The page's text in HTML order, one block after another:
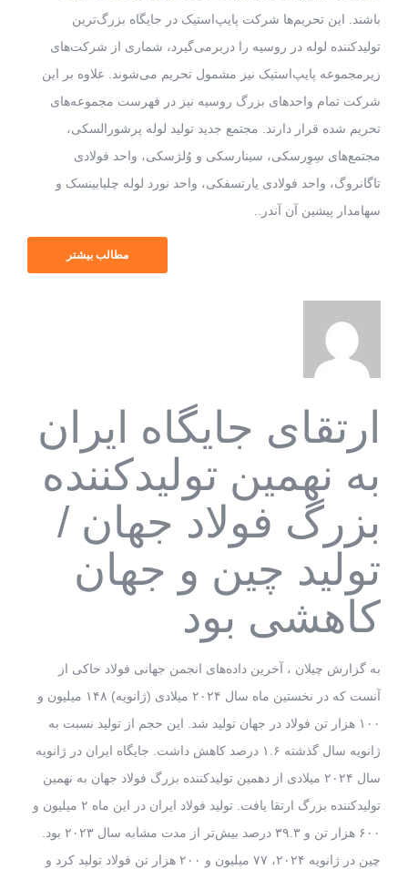
باشند. این تحریم‌ها شرکت پایپ‌استیک در جایگاه بزرگ‌ترین
تولیدکننده لوله در روسیه را دربرمی‌گیرد، شماری از شرکت‌های
زیرمجموعه پایپ‌استیک نیز مشمول تحریم می‌شوند. علاوه بر این
شرکت تمام واحدهای بزرگ روسیه نیز در فهرست مجموعه‌های
تحریم شده قرار دارند. مجتمع جدید تولید لوله پرشورالسکی،
مجتمع‌های سِوِرسکی، سینارسکی و وُلژسکی، واحد فولادی
تاگانروگ، واحد فولادی یارتسفکی، واحد نورد لوله چلیابینسک و
سهامدار پیشین آن آندر..
مطالب بیشتر
ارتقای جایگاه ایران
به نهمین تولیدکننده
بزرگ فولاد جهان /
تولید چین و جهان
کاهشی بود
به گزارش چیلان ، آخرین داده‌های انجمن جهانی فولاد حاکی از
آنست که در نخستین ماه سال ۲۰۲۴ میلادی (ژانویه) ۱۴۸ میلیون و
۱۰۰ هزار تن فولاد در جهان تولید شد. این حجم از تولید نسبت به
ژانویه سال گذشته ۱.۶ درصد کاهش داشت. جایگاه ایران در ژانویه
سال ۲۰۲۴ میلادی از دهمین تولیدکننده بزرگ فولاد جهان به نهمین
تولیدکننده بزرگ ارتقا یافت. تولید فولاد ایران در این ماه ۲ میلیون و
۶۰۰ هزار تن و ۳۹.۳ درصد بیش‌تر از مدت مشابه سال ۲۰۲۳ بود.
چین در ژانویه ۲۰۲۴، ۷۷ میلیون و ۲۰۰ هزار تن فولاد تولید کرد و